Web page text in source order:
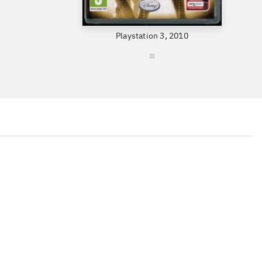
Playstation 3, 2010